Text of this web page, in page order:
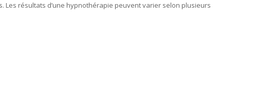
résultats d’une hypnothérapie peuvent varier selon plusieurs